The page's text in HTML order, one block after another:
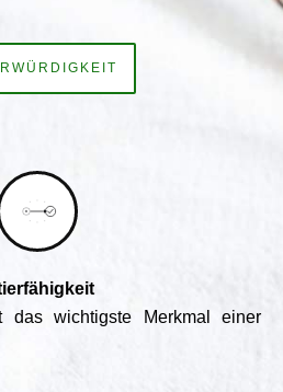
das wichtigste Merkmal einer